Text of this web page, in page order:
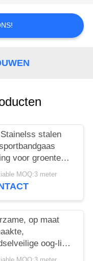
stalen
voor groente
MOQ:3 meter
op maat
oog-link
gaas